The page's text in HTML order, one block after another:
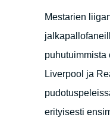
Mestarien
puhutuimmista
Liverpool ja
erityisesti